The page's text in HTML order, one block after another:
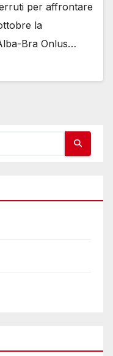
per affrontare
la
Bra Onlus…